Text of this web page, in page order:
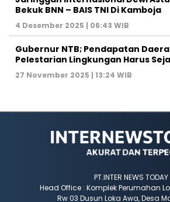
Bekuk BNN – BAIS TNI Di Kamboja
4 Desember 2025 | 06:43 WIB
Gubernur NTB; Pendapatan
Pelestarian Lingkungan Harus
27 November 2025 | 13:24 WIB
PT.INTER NEWS TODAY
Head Office : Komplek Perumahan
Rw 03 Dusun Loka Awa, Desa